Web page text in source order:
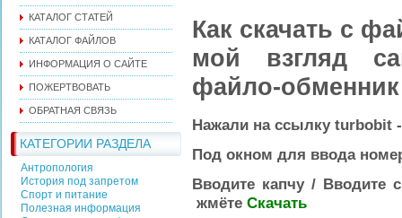
КАТАЛОГ СТАТЕЙ
КАТАЛОГ ФАЙЛОВ
ИНФОРМАЦИЯ О САЙТЕ
ПОЖЕРТВОВАТЬ
ОБРАТНАЯ СВЯЗЬ
КАТЕГОРИИ РАЗДЕЛА
Антропология
История под запретом
Спорт и питание
Полезная информация
Как скачать с
мой взгляд
файло-
Нажали на ссылку turbobit
Под окном для ввода
Вводите капчу / Вводите
жмёте Скачать